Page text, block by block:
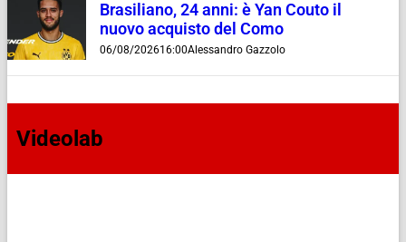
Brasiliano, 24 anni: è Yan Couto il
nuovo acquisto del Como
06/08/202616:00Alessandro Gazzolo
Videolab